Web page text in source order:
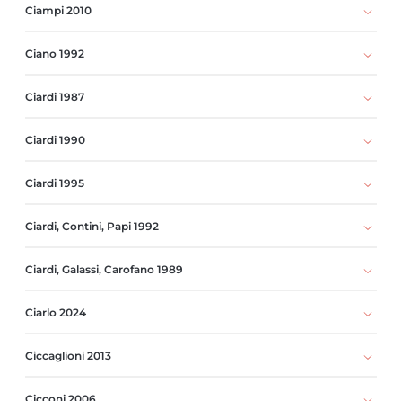
Ciampi 2010
Ciano 1992
Ciardi 1987
Ciardi 1990
Ciardi 1995
Ciardi, Contini, Papi 1992
Ciardi, Galassi, Carofano 1989
Ciarlo 2024
Ciccaglioni 2013